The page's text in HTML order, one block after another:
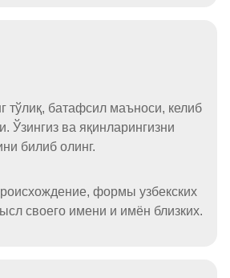
тўлиқ, батафсил маъноси, келиб
Ўзингиз ва яқинларингизни
билиб олинг.
формы узбекских
своего имени и имён близких.